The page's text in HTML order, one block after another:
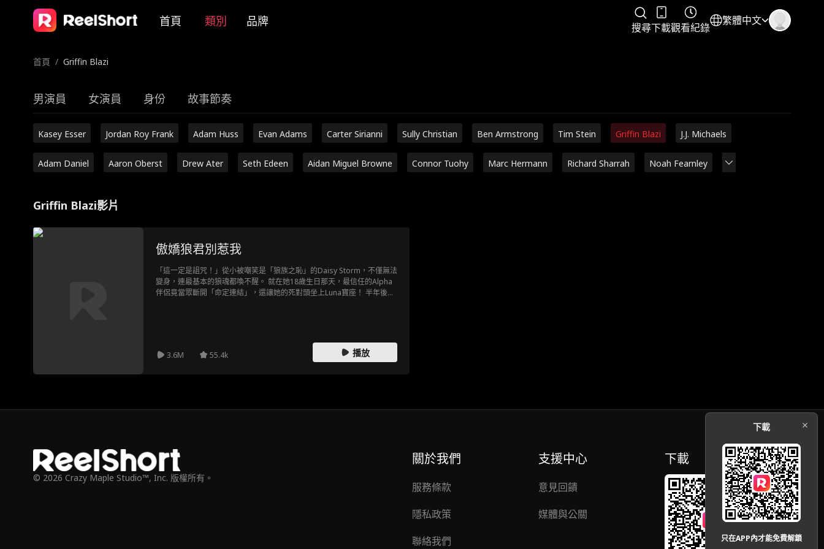
首頁 類別 品牌 搜尋下載觀看紀錄
繁體中文
首頁 / Griffin Blazi
男演員 女演員 身份 故事節奏
Kasey Esser Jordan Roy Frank Adam Huss Evan Adams Carter Sirianni Sully Christian Ben Armstrong Tim Stein Griffin Blazi J.J. Michaels
Adam Daniel Aaron Oberst Drew Ater Seth Edeen Aidan Miguel Browne Connor Tuohy Marc Hermann Richard Sharrah Noah Fearnley
Griffin Blazi影片
傲嬌狼君別惹我
「這一定是詛咒！」從小被嘲笑是「狼族之恥」的Daisy Storm，不僅無法
變身，連最基本的狼魂都喚不醒。 就在她18歲生日那天，最信任的Alpha
伴侶竟當眾斷開「命定連結」，還讓她的死對頭坐上Luna寶座！ 半年後，
3.6M
55.4k 播放
© 2026 Crazy Maple Studio™, Inc. 版權所有。
關於我們
服務條款
隱私政策
聯絡我們
支援中心
意見回饋
媒體與公關
下載
下載
只在APP內才能免費解鎖